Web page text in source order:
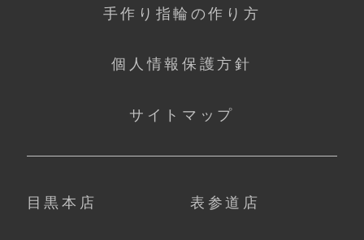
手作り指輪の作り方
個人情報保護方針
サイトマップ
目黒本店 表参道店